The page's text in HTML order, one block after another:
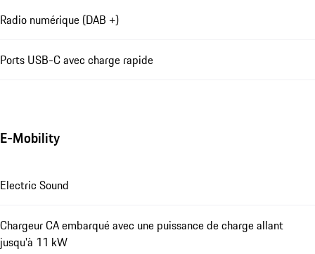
Radio numérique (DAB +)
Ports USB-C avec charge rapide
E-Mobility
Electric Sound
Chargeur CA embarqué avec une puissance de charge allant
jusqu'à 11 kW